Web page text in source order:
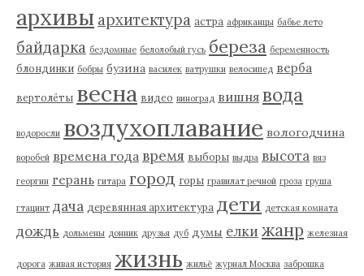
архивы архитектура астра африканцы бабье лето
байдарка бездомные белолобый гусь береза беременность
блондинки бобры бузина василек ватрушки велосипед верба
вертолёты весна видео виноград вишня вода
водоросли воздухоплавание вологодчина
воробей времена года время выборы выдра высота вяз
георгин герань гитара город горы гравилат речной гроза груша
гтацинт дача деревянная архитектура дети детская комната
дождь дольмены донник друзья дуб думы елки жанр железная
дорога живая история жизнь жильё журнал Москва заброшка